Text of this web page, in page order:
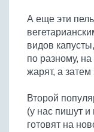
А еще эти
видов
по разному,
жарят, а
Второй
(у нас пишут
готовят на